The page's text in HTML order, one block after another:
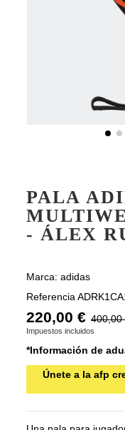
PALA
- ÁLEX
Marca: adidas
Referencia
220,00 € 400,00
Impuestos incluidos
*Información de
Únete a la afp